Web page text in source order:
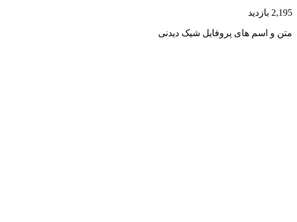
2,195 بازدید
متن و اسم های پروفایل شیک دیدنی